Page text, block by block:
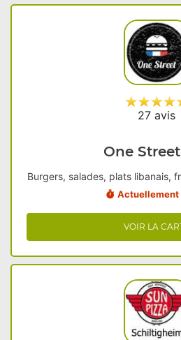
27 avis
One Street
Burgers, salades, plats libanais,
Actuellement
VOIR LA